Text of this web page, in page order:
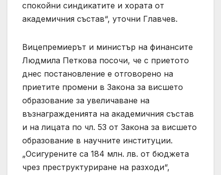
спокойни синдикатите и хората от
академичния състав“, уточни Главчев.
Вицепремиерът и министър на финансите
Людмила Петкова посочи, че с приетото
днес постановление е отговорено на
приетите промени в Закона за висшето
образование за увеличаване на
възнагражденията на академичния състав
и на лицата по чл. 53 от Закона за висшето
образование в научните институции.
„Осигурените са 184 млн. лв. от бюджета
чрез преструктуриране на разходи“,